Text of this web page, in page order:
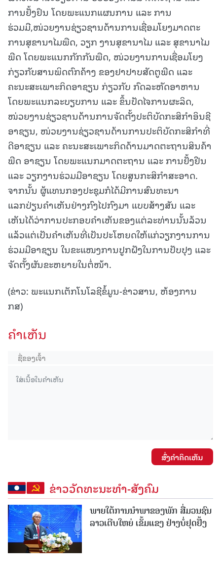
ການຢັ້ງຢຶນ ໂດຍພະແນກແຜນການ ແລະ ການ
ຮ່ວມມື,ໜ່ວຍງານຊ່ຽວຊານດ້ານການເຊື່ອມໂຍງມາດຕະ
ການສຸຂານາໄມພືດ, ວຽກ ງານສຸຂານາໄມ ແລະ ສຸຂານາໄມ
ພືດ ໂດຍພະແນກກັກກັນພືດ, ໜ່ວຍງານການເຊື່ອມໂຍງ
ກ່ຽວກັບສານພິດຕົກຄ້າງ ຂອງຢາປາບສັດຕູພືດ ແລະ
ຄະນະສະເພາະກິດອາຊຽນ ກ່ຽວກັບ ກົດລະຫັດອາຫານ
ໂດຍພະແນກລະບຽບການ ແລະ ຂຶ້ນປັດໄຈການຜະລິດ,
ໜ່ວຍງານຊ່ຽວຊານດ້ານການຈັດຕັ້ງປະຕິບັດກະສິກຳອິນຊີ
ອາຊຽນ, ໜ່ວຍງານຊ່ຽວຊານດ້ານການປະຕິບັດກະສິກຳທີ່
ດີອາຊຽນ ແລະ ຄະນະສະເພາະກິດດ້ານມາດຕະຖານສິນຄ້າ
ພືດ ອາຊຽນ ໂດຍພະແນກມາດຕະຖານ ແລະ ການຢັ້ງຢືນ
ແລະ ວຽກງານຮ່ວມມືອາຊຽນ ໂດຍສູນກະສິກຳສະອາດ.
ຈາກນັ້ນ ຜູ້ແທນກອງປະຊຸມກໍໄດ້ມີການສົນທະນາ
ແລກປ່ຽນຄຳເຫັນຢ່າງກົງໄປກົງມາ ແບບສ້າງສັນ ແລະ
ເຫັນໄດ້ວ່າການປະກອບຄຳເຫັນຂອງແຕ່ລະທ່ານນັ້ນລ້ວນ
ແລ້ວແຕ່ເປັນຄຳເຫັນທີ່ເປັນປະໂຫຍດໃຫ້ແກ່ວຽກງານການ
ຮ່ວມມືອາຊຽນ ໃນຂະແໜງການປູກຝັງໃນການປັບປຸງ ແລະ
ຈັດຕັ້ງຜັນຂະຫຍາຍໃນຕໍ່ໜ້າ.
(ຂ່າວ: ພະແນກເຕັກໂນໂລຊີຂໍ້ມູນ-ຂ່າວສານ, ຫ້ອງການ
ກສ)
ຄໍາເຫັນ
ສົ່ງຄໍາຄິດເຫັນ
ຂ່າວວັດທະນະທຳ-ສັງຄົມ
ພາຍໃຕ້ການນໍາພາຂອງພັກ ສື່ມວນຊົນ
ລາວເຕີບໃຫຍ່ ເຂັ້ມແຂງ ຢ່າງບໍ່ຢຸດຢັ້ງ